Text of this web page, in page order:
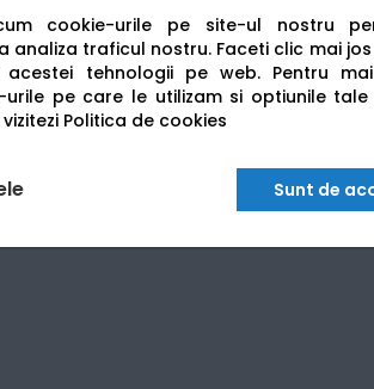
cookie-urile pe site-ul nostru
analiza traficul nostru. Faceti clic mai
tehnologii pe web. Pentru
pe care le utilizam si optiunile tale
Politica de cookies
Sunt de